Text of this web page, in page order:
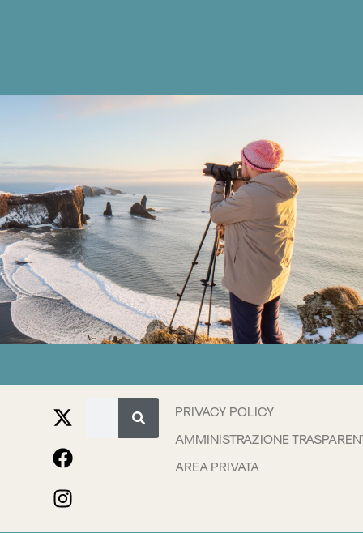
PRIVACY POLICY
AMMINISTRAZIONE
AREA PRIVATA